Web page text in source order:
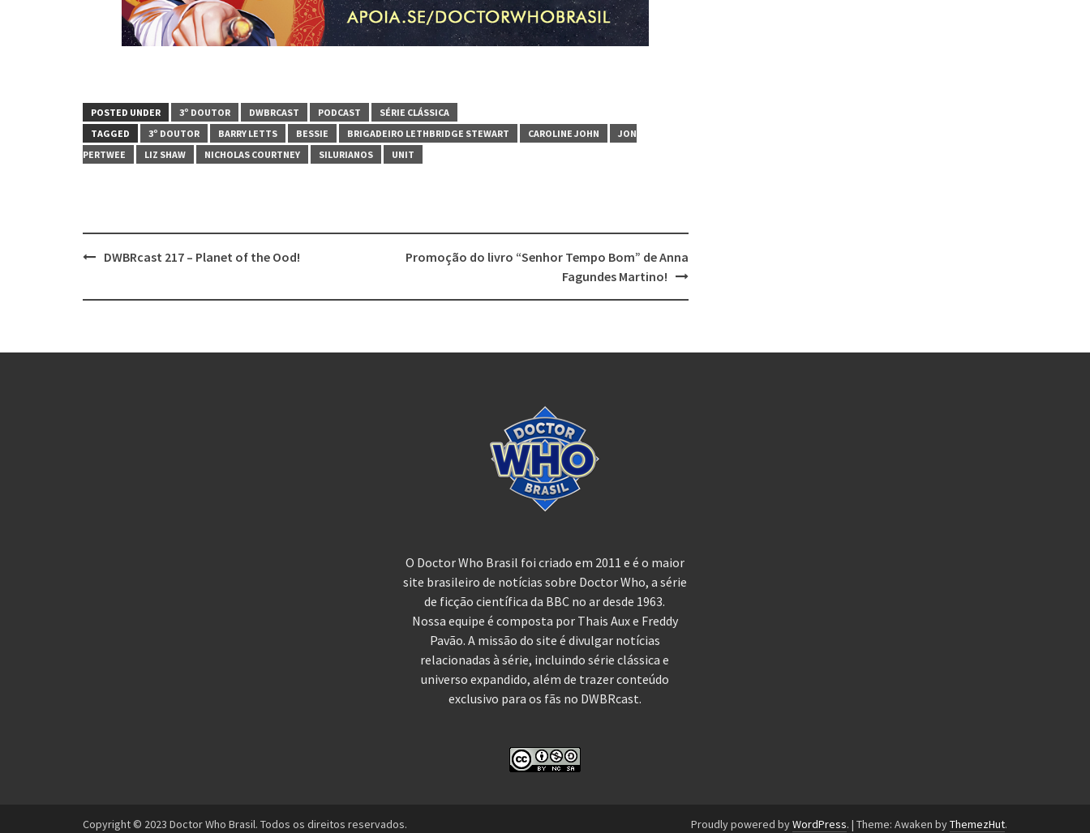
POSTED UNDER 3º DOUTOR DWBRCAST PODCAST
SÉRIE CLÁSSICA
TAGGED
3º DOUTOR BARRY LETTS BESSIE BRIGADEIRO LETHBRIDGE STEWART CAROLINE JOHN
JON
PERTWEE
LIZ SHAW NICHOLAS COURTNEY SILURIANOS UNIT
PostDWBRcast 217 – Planet of the Ood!
Promoção do livro “Senhor Tempo Bom” de Anna
Fagundes Martino!
O Doctor Who Brasil foi criado em 2011 e é o maior
site brasileiro de notícias sobre Doctor Who, a série
de ficção científica da BBC no ar desde 1963.
Nossa equipe é composta por Thais Aux e Freddy
Pavão. A missão do site é divulgar notícias
relacionadas à série, incluindo série clássica e
universo expandido, além de trazer conteúdo
exclusivo para os fãs no DWBRcast.
Copyright © 2023 Doctor Who Brasil. Todos os direitos reservados. Proudly powered byWordPress. | Theme: Awaken byThemezHut.